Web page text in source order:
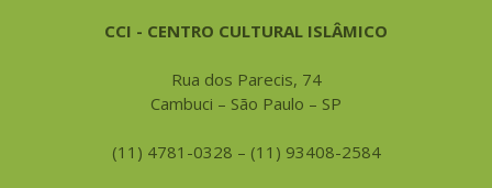
CCI - CENTRO CULTURAL ISLÂMICO
Rua dos Parecis, 74
Cambuci – São Paulo – SP
(11) 4781-0328 – (11) 93408-2584